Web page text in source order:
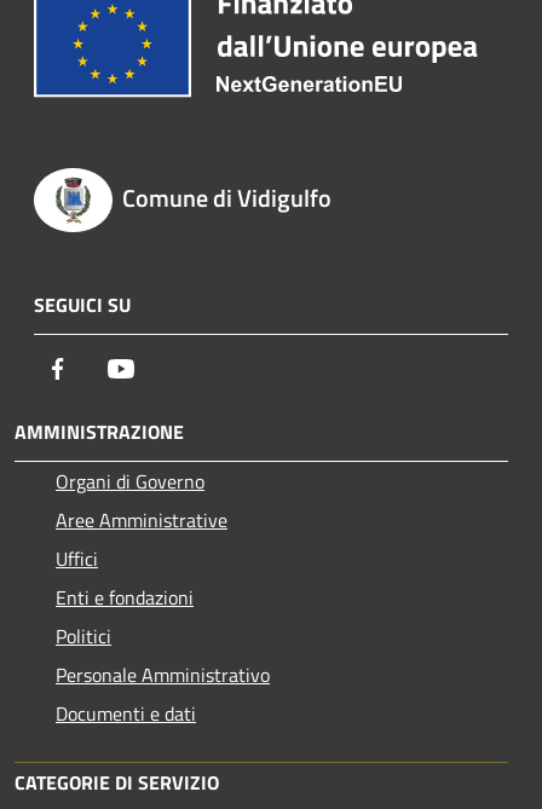
Comune di Vidigulfo
SEGUICI SU
Facebook
AMMINISTRAZIONE
Organi di Governo
Aree Amministrative
Uffici
Enti e fondazioni
Politici
Personale Amministrativo
Documenti e dati
CATEGORIE DI SERVIZIO